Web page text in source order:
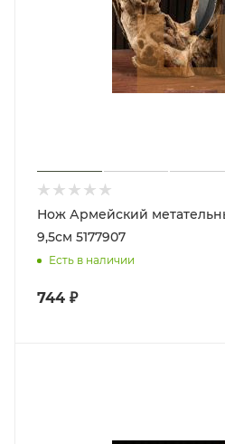
Нож Армейский
9,5см 5177907
Есть в наличии
744 ₽